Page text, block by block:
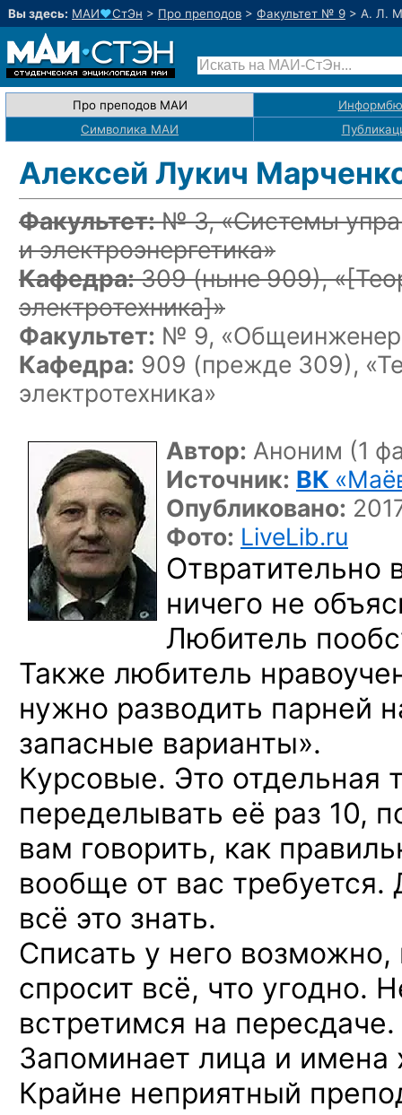
Вы здесь: МАИ♥СтЭн > Про преподов > Факультет № 9 > А. Л.
Про преподов МАИ
Символика МАИ
Алексей Лукич
Факультет:№ 3, «Системы
и электроэнергетика»
Кафедра:309(ныне 909), «
электротехника]»
Факультет: № 9,
Кафедра: 909 (прежде 309),
электротехника»
Автор: Аноним (1
Источник: ВК
Опубликовано:
Фото: LiveLib.ru
Отвратительно
ничего не
Любитель
Также любитель
нужно разводить парней
запасные варианты».
Курсовые. Это отдельная
переделывать её раз 10,
вам говорить, как
вообще от вас
всё это знать.
Списать у него
спросит всё, что угодно.
встретимся на пересдаче.
Запоминает лица и имена
Крайне неприятный